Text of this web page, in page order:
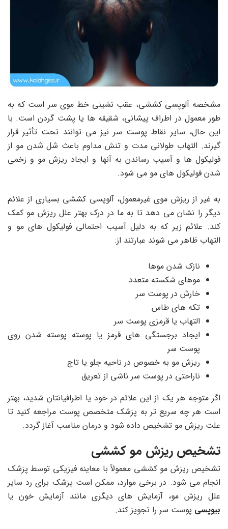
مشخصه آلوپسی کششی، عقب نشینی خط موی سر است که به
طور معمول در اطراف پیشانی، شقیقه ها یا پشت گردن است. با
این حال، سایر نقاط پوست سر نیز می توانند تحت تأثیر قرار
گیرند. التهاب طولانی مدت و تنش مداوم باعث شل شدن مو از
فولیکول ها و آسیب رساندن به آنها و ایجاد ریزش مو و زخمی
شدن فولیکول های مو می شود.
به غیر از ریزش موی غیرمعمول، آلوپسی کششی بسیاری از علائم
دیگر را نشان می دهد تا به ما در درک بهتر علل ریزش مو کمک
کند. علائم زیر که به دلیل آسیب احتمالی فولیکول های مو و
التهاب ظاهر می شوند عبارتند از:
نازک شدن موها
موهای شکسته متعدد
خارش در پوست سر
تکه های طاس
التهاب یا قرمزی پوست سر
ایجاد برجستگی های قرمز یا پوسته پوسته شدن روی
پوست سر
ریزش مو به خصوص در ناحیه جلو یا تاج
ناراحتی در پوست سر ناشی از تعریق
اگر متوجه هر یک از این علائم در خود یا اطرافیانتان شدید، بهتر
است هر چه سریع تر به پزشک متخصص پوست مراجعه کنید تا
علت ریزش مو تشخیص داده شود و درمان مناسب آغاز گردد.
تشخیص ریزش مو کششی
تشخیص ریزش مو کششی معمولاً با معاینه فیزیکی توسط پزشک
انجام می شود. در برخی موارد، ممکن است پزشک برای رد سایر
علل ریزش مو، آزمایش های دیگری مانند آزمایش خون یا
بیوپسی پوست سر را تجویز کند.